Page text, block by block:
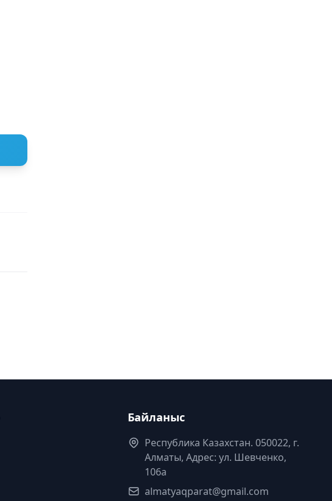
Байланыс
Республика Казахстан. 050022, г.
Алматы, Адрес: ул. Шевченко,
106а
almatyaqparat@gmail.com